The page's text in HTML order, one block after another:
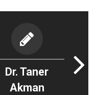
Dr. Taner
Akman